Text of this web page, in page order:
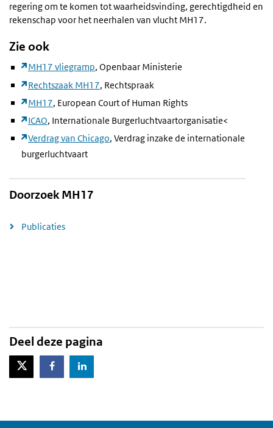
regering om te komen tot waarheidsvinding, gerechtigdheid en
rekenschap voor het neerhalen van vlucht MH17.
Zie ook
MH17 vliegramp, Openbaar Ministerie
Rechtszaak MH17, Rechtspraak
MH17, European Court of Human Rights
ICAO, Internationale Burgerluchtvaartorganisatie<
Verdrag van Chicago, Verdrag inzake de internationale
burgerluchtvaart
Doorzoek MH17
Publicaties
Deel deze pagina
X-TwitterFacebookLinkedIn